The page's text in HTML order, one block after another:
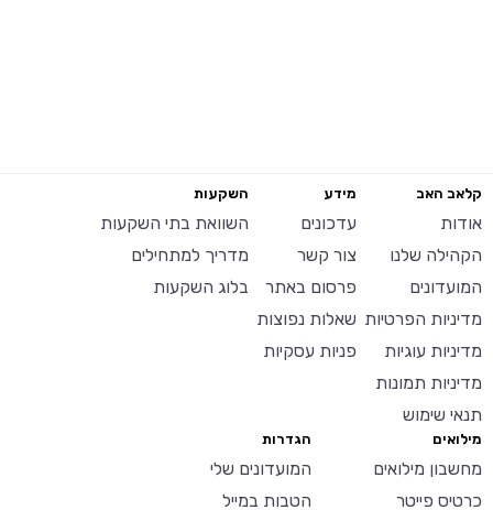
קלאב האב
אודות
הקהילה שלנו
המועדונים
מדיניות הפרטיות
מדיניות עוגיות
מדיניות תמונות
תנאי שימוש
מידע
עדכונים
צור קשר
פרסום באתר
שאלות נפוצות
פניות עסקיות
השקעות
השוואת בתי השקעות
מדריך למתחילים
בלוג השקעות
מילואים
מחשבון מילואים
כרטיס פייטר
הגדרות
המועדונים שלי
הטבות במייל